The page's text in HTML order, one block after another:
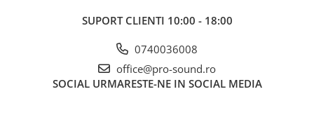
Accesorii Pick-up si Vinyl
CD Playere DJ
SUPORT CLIENTI 10:00 - 18:00
0740036008
office@pro-sound.ro
SOCIAL URMARESTE-NE IN SOCIAL MEDIA